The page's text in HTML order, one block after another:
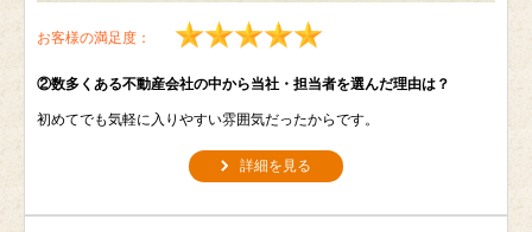
お客様の満足度：
②数多くある不動産会社の中から当社・担当者を選んだ理由は？
初めてでも気軽に入りやすい雰囲気だったからです。
詳細を見る